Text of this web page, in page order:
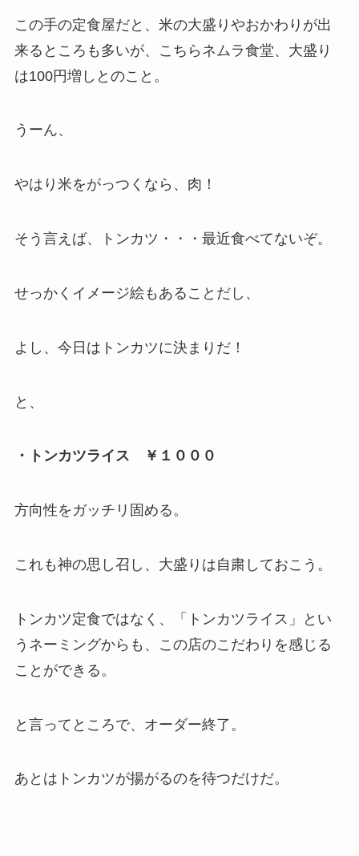
この手の定食屋だと、米の大盛りやおかわりが出
来るところも多いが、こちらネムラ食堂、大盛り
は100円増しとのこと。
うーん、
やはり米をがっつくなら、肉！
そう言えば、トンカツ・・・最近食べてないぞ。
せっかくイメージ絵もあることだし、
よし、今日はトンカツに決まりだ！
と、
・トンカツライス ￥１０００
方向性をガッチリ固める。
これも神の思し召し、大盛りは自粛しておこう。
トンカツ定食ではなく、「トンカツライス」とい
うネーミングからも、この店のこだわりを感じる
ことができる。
と言ってところで、オーダー終了。
あとはトンカツが揚がるのを待つだけだ。